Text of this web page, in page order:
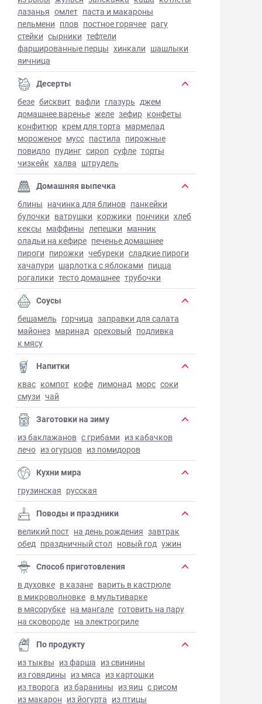
лазанья омлет паста и макароны
пельмени плов постное горячее рагу
стейки сырники тефтели
фаршированные перцы хинкали шашлыки
яичница
Десерты
безе бисквит вафли глазурь джем
домашнее варенье желе зефир конфеты
конфитюр крем для торта мармелад
мороженое мусс пастила пирожные
повидло пудинг сироп суфле торты
чизкейк халва штрудель
Домашняя выпечка
блины начинка для блинов панкейки
булочки ватрушки коржики пончики хлеб
кексы маффины лепешки манник
оладьи на кефире печенье домашнее
пироги пирожки чебуреки сладкие пироги
хачапури шарлотка с яблоками пицца
рогалики тесто домашнее трубочки
Соусы
бешамель горчица заправки для салата
майонез маринад ореховый подливка
к мясу
Напитки
квас компот кофе лимонад морс соки
смузи чай
Заготовки на зиму
из баклажанов с грибами из кабачков
лечо из огурцов из помидоров
Кухни мира
грузинская русская
Поводы и праздники
великий пост на день рождения завтрак
обед праздничный стол новый год ужин
Способ приготовления
в духовке в казане варить в кастрюле
в микроволновке в мультиварке
в мясорубке на мангале готовить на пару
на сковороде на электрогриле
По продукту
из тыквы из фарша из свинины
из говядины из мяса из картошки
из творога из баранины из яиц с рисом
из макарон из йогурта из птицы